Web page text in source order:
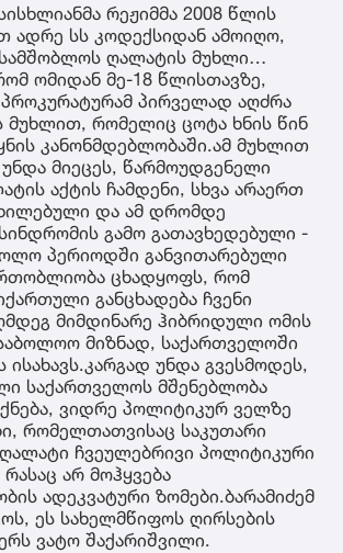
რეჟიმმა 2008 წლის
ადრე სს კოდექსიდან ამოიღო,
სამშობლოს ღალატის მუხლი…
ომიდან მე-18 წლისთავზე,
პირველად აღძრა
მუხლით, რომელიც ცოტა ხნის წინ
კანონმდებლობაში.ამ მუხლით
უნდა მიეცეს, წარმოუდგენელი
აქტის ჩამდენი, სხვა არაერთ
და ამ დრომდე
გამო გათავხედებული -
პერიოდში განვითარებული
ცხადყოფს, რომ
განცხადება ჩვენი
მიმდინარე ჰიბრიდული ომის
მიზნად, საქართველოში
ისახავს.კარგად უნდა გვესმოდეს,
საქართველოს მშენებლობა
ვიდრე პოლიტიკურ ველზე
რომელთათვისაც საკუთარი
ჩვეულებრივი პოლიტიკური
არ მოჰყვება
ადეკვატური ზომები.ბარამიძემ
ეს სახელმწიფოს ღირსების
ვატო შაქარიშვილი.